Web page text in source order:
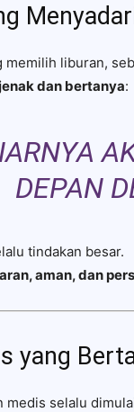
liburan,
dan bertanya:
DEPAN
tindakan besar.
aman, dan
yang
selalu